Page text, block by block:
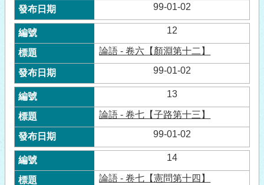
99-01-02
12
論語 - 卷六【顏淵第十二】
99-01-02
13
論語 - 卷七【子路第十三】
99-01-02
14
論語 - 卷七【憲問第十四】